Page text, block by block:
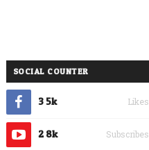
SOCIAL COUNTER
3.5k Likes
2.8k Subscribes